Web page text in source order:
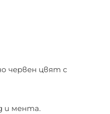
червен цвят с
и мента.